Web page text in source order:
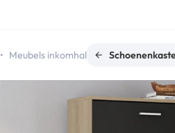
Meubels inkomhal